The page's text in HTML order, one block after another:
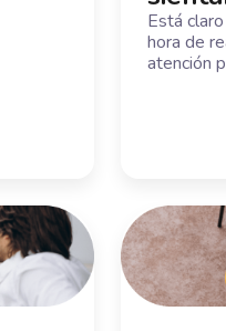
Está
hora de
atención